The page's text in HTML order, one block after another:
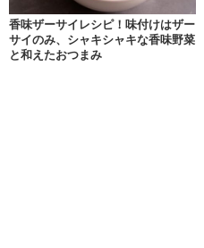
香味ザーサイレシピ！味付けはザー
サイのみ、シャキシャキな香味野菜
と和えたおつまみ